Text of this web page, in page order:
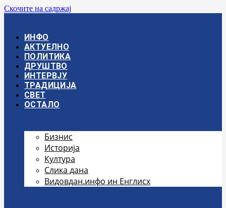
Скочите на садржај
ИНФО
АКТУЕЛНО
ПОЛИТИКА
ДРУШТВО
ИНТЕРВЈУ
ТРАДИЦИЈА
СВЕТ
ОСТАЛО
Бизнис
Историја
Култура
Слика дана
Видовдан.инфо ин Енглисх